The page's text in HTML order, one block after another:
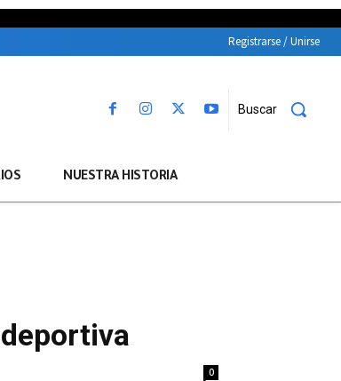
Registrarse / Unirse
Buscar
NUESTRA HISTORIA
0